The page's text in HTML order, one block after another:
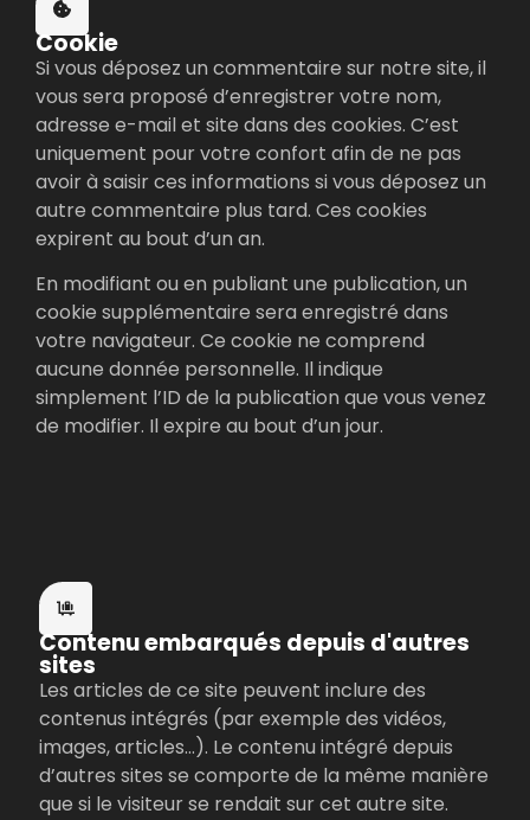
Cookie
Si vous déposez un commentaire sur notre site, il
vous sera proposé d’enregistrer votre nom,
adresse e-mail et site dans des cookies. C’est
uniquement pour votre confort afin de ne pas
avoir à saisir ces informations si vous déposez un
autre commentaire plus tard. Ces cookies
expirent au bout d’un an.
En modifiant ou en publiant une publication, un
cookie supplémentaire sera enregistré dans
votre navigateur. Ce cookie ne comprend
aucune donnée personnelle. Il indique
simplement l’ID de la publication que vous venez
de modifier. Il expire au bout d’un jour.
Contenu embarqués depuis d'autres
sites
Les articles de ce site peuvent inclure des
contenus intégrés (par exemple des vidéos,
images, articles…). Le contenu intégré depuis
d’autres sites se comporte de la même manière
que si le visiteur se rendait sur cet autre site.